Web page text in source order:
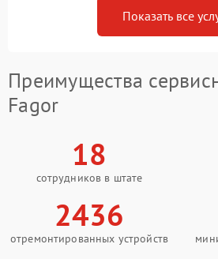
Показать все
Преимущества
Fagor
18
сотрудников в штате
2436
отремонтированных устройств